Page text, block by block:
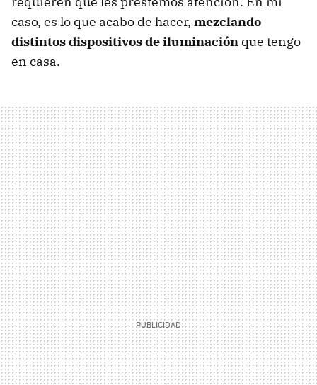
caso, es lo que acabo de hacer, mezclando
distintos dispositivos de iluminación que tengo
en casa.